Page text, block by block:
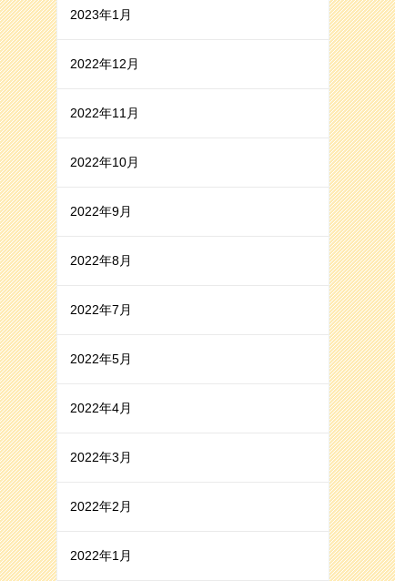
2023年1月
2022年12月
2022年11月
2022年10月
2022年9月
2022年8月
2022年7月
2022年5月
2022年4月
2022年3月
2022年2月
2022年1月